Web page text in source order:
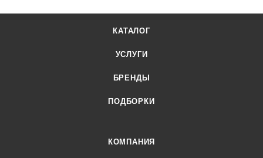
КАТАЛОГ
УСЛУГИ
БРЕНДЫ
ПОДБОРКИ
КОМПАНИЯ